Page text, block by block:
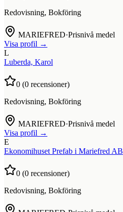
Redovisning, Bokföring
MARIEFRED·Prisnivå medel
Visa profil →
L
Luberda, Karol
0 (0 recensioner)
Redovisning, Bokföring
MARIEFRED·Prisnivå medel
Visa profil →
E
Ekonomihuset Prefab i Mariefred AB
0 (0 recensioner)
Redovisning, Bokföring